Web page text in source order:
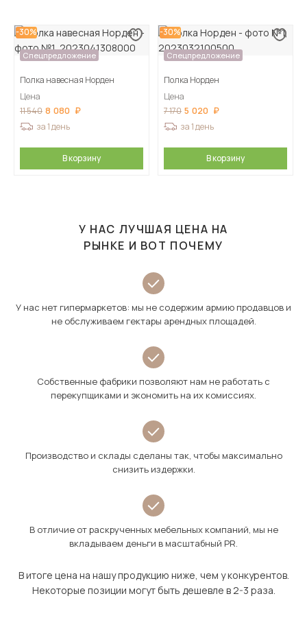
-30%
Спецпредложение
Полка навесная Норден
Цена
11 540 8 080
за 1 день
В корзину
-30%
Спецпредложение
Полка Норден
Цена
7 170 5 020
за 1 день
В корзину
У НАС ЛУЧШАЯ ЦЕНА НА
РЫНКЕ И ВОТ ПОЧЕМУ
У нас нет гипермаркетов: мы не содержим армию продавцов и
не обслуживаем гектары арендных площадей.
Собственные фабрики позволяют нам не работать с
перекупщиками и экономить на их комиссиях.
Производство и склады сделаны так, чтобы максимально
снизить издержки.
В отличие от раскрученных мебельных компаний, мы не
вкладываем деньги в масштабный PR.
В итоге цена на нашу продукцию ниже, чем у конкурентов.
Некоторые позиции могут быть дешевле в 2-3 раза.